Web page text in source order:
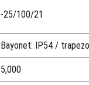
-25/100/21
Bayonet: IP54 /
5,000